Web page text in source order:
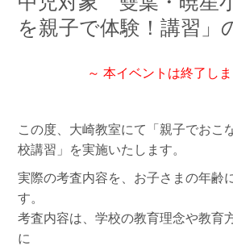
を親子で体験！講習」
～ 本イベントは終了し
この度、大崎教室にて「親子でおこ
校講習」を実施いたします。
実際の考査内容を、お子さまの年齢
す。
考査内容は、学校の教育理念や教育
に